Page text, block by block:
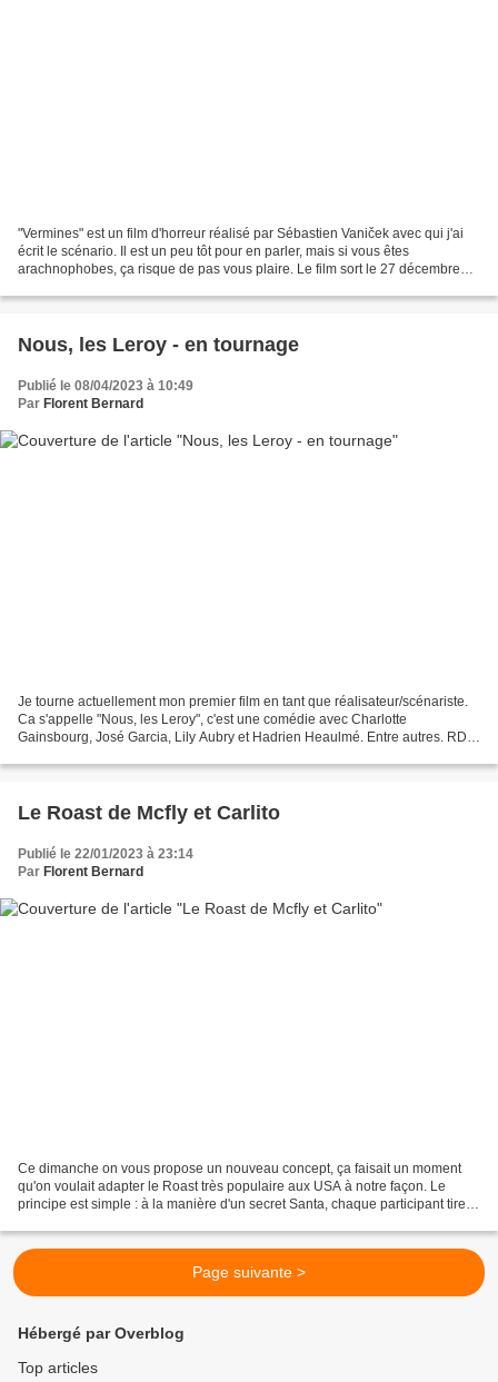
"Vermines" est un film d'horreur réalisé par Sébastien Vaniček avec qui j'ai
écrit le scénario. Il est un peu tôt pour en parler, mais si vous êtes
arachnophobes, ça risque de pas vous plaire. Le film sort le 27 décembre
Nous, les Leroy - en tournage
Publié le 08/04/2023 à 10:49
Par Florent Bernard
Je tourne actuellement mon premier film en tant que réalisateur/scénariste.
Ca s'appelle "Nous, les Leroy", c'est une comédie avec Charlotte
Gainsbourg, José Garcia, Lily Aubry et Hadrien Heaulmé. Entre autres. RDV
Le Roast de Mcfly et Carlito
Publié le 22/01/2023 à 23:14
Par Florent Bernard
Ce dimanche on vous propose un nouveau concept, ça faisait un moment
qu'on voulait adapter le Roast très populaire aux USA à notre façon. Le
principe est simple : à la manière d'un secret Santa, chaque participant tire
Page suivante >
Hébergé par Overblog
Top articles